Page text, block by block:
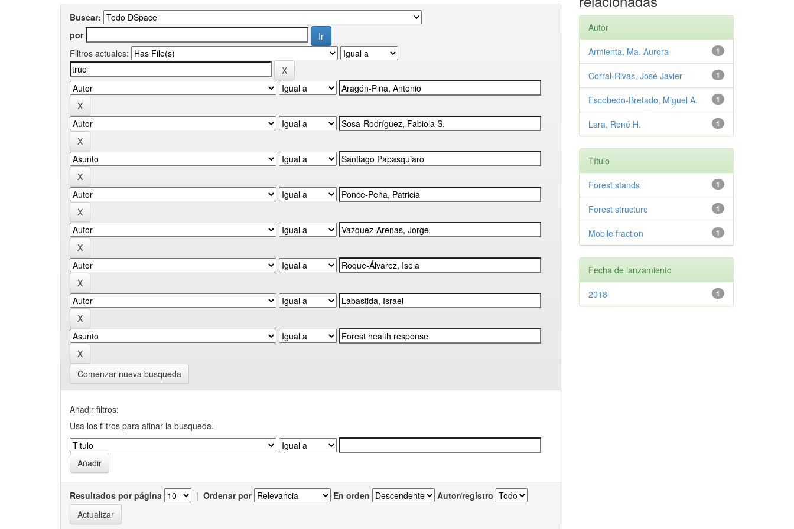
Buscar:
por
Filtros actuales:
Comenzar nueva busqueda
Añadir filtros:
Usa los filtros para afinar la busqueda.
Resultados por página | Ordenar por En orden Autor/registro
Autor
1
Armienta, Ma. Aurora
1
Corral-Rivas, José Javier
1
Escobedo-Bretado, Miguel A.
1
Lara, René H.
Título
1
Forest stands
1
Forest structure
1
Mobile fraction
Fecha de lanzamiento
1
2018